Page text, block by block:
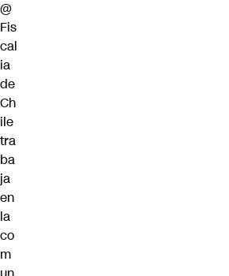
@
Fis
cal
ia
de
Ch
ile
tra
ba
ja
en
la
co
m